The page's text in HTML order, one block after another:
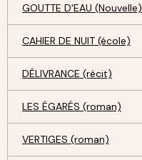
GOUTTE D'EAU (Nouvelle)
CAHIER DE NUIT (école)
DÉLIVRANCE (récit)
LES ÉGARÉS (roman)
VERTIGES (roman)